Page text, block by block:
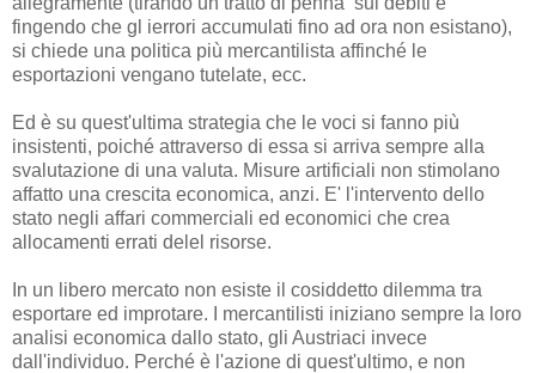
fingendo che gl ierrori accumulati fino ad ora non esistano),
si chiede una politica più mercantilista affinché le
esportazioni vengano tutelate, ecc.
Ed è su quest'ultima strategia che le voci si fanno più
insistenti, poiché attraverso di essa si arriva sempre alla
svalutazione di una valuta. Misure artificiali non stimolano
affatto una crescita economica, anzi. E' l'intervento dello
stato negli affari commerciali ed economici che crea
allocamenti errati delel risorse.
In un libero mercato non esiste il cosiddetto dilemma tra
esportare ed improtare. I mercantilisti iniziano sempre la loro
analisi economica dallo stato, gli Austriaci invece
dall'individuo. Perché è l'azione di quest'ultimo, e non